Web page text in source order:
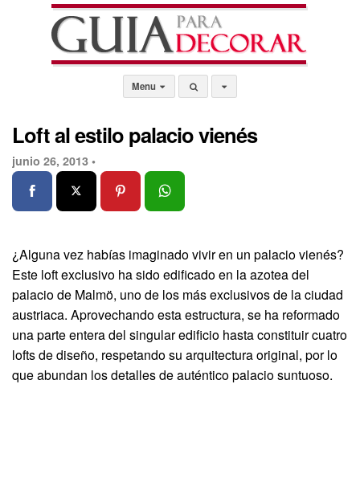
Menu
Loft al estilo palacio vienés
junio 26, 2013 •
¿Alguna vez habías imaginado vivir en un palacio vienés?
Este loft exclusivo ha sido edificado en la azotea del
palacio de Malmö, uno de los más exclusivos de la ciudad
austriaca. Aprovechando esta estructura, se ha reformado
una parte entera del singular edificio hasta constituir cuatro
lofts de diseño, respetando su arquitectura original, por lo
que abundan los detalles de auténtico palacio suntuoso.